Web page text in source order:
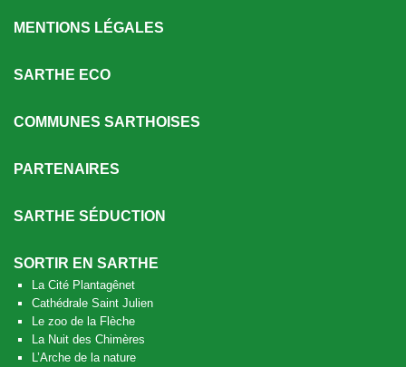
MENTIONS LÉGALES
SARTHE ECO
COMMUNES SARTHOISES
PARTENAIRES
SARTHE SÉDUCTION
SORTIR EN SARTHE
La Cité Plantagênet
Cathédrale Saint Julien
Le zoo de la Flèche
La Nuit des Chimères
L’Arche de la nature